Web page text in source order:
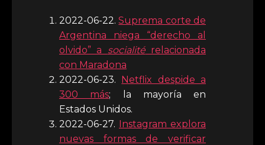
2022-06-22.Suprema corte de
Argentina niega “derecho al
olvido” a socialitérelacionada
con Maradona
2022-06-23. Netflix despide a
300 más; la mayoría en
Estados Unidos.
2022-06-27. Instagram explora
nuevas formas de verificar